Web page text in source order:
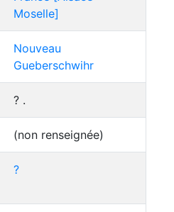
Moselle]
Nouveau
Gueberschwihr
? .
(non renseignée)
?